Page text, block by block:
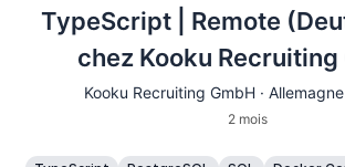
TypeScript | Remote
chez Kooku Recruiting
Kooku Recruiting GmbH ·
2 mois